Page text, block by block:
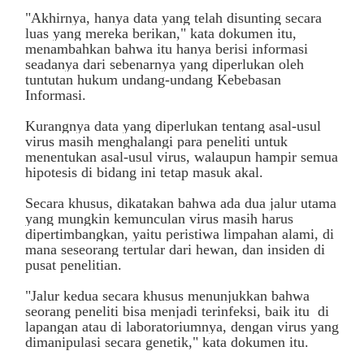
"Akhirnya, hanya data yang telah disunting secara
luas yang mereka berikan," kata dokumen itu,
menambahkan bahwa itu hanya berisi informasi
seadanya dari sebenarnya yang diperlukan oleh
tuntutan hukum undang-undang Kebebasan
Informasi.
Kurangnya data yang diperlukan tentang asal-usul
virus masih menghalangi para peneliti untuk
menentukan asal-usul virus, walaupun hampir semua
hipotesis di bidang ini tetap masuk akal.
Secara khusus, dikatakan bahwa ada dua jalur utama
yang mungkin kemunculan virus masih harus
dipertimbangkan, yaitu peristiwa limpahan alami, di
mana seseorang tertular dari hewan, dan insiden di
pusat penelitian.
"Jalur kedua secara khusus menunjukkan bahwa
seorang peneliti bisa menjadi terinfeksi, baik itu di
lapangan atau di laboratoriumnya, dengan virus yang
dimanipulasi secara genetik," kata dokumen itu.